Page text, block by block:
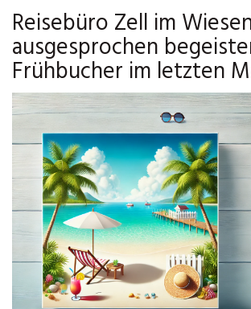
Reisebüro Zell im
ausgesprochen
Frühbucher im letzten